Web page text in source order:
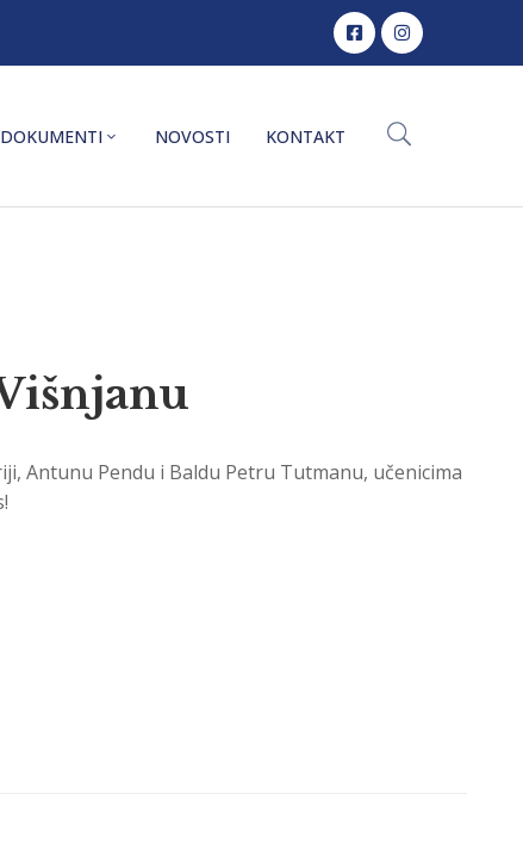
DOKUMENTI NOVOSTI KONTAKT
Antunu Pendu i Baldu Petru Tutmanu, učenicima